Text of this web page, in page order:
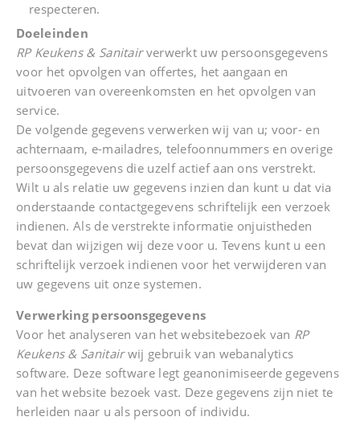
respecteren.
Doeleinden
RP Keukens & Sanitairverwerkt uw persoonsgegevens
voor het opvolgen van offertes, het aangaan en
uitvoeren van overeenkomsten en het opvolgen van
service.
De volgende gegevens verwerken wij van u; voor- en
achternaam, e-mailadres, telefoonnummers en overige
persoonsgegevens die uzelf actief aan ons verstrekt.
Wilt u als relatie uw gegevens inzien dan kunt u dat via
onderstaande contactgegevens schriftelijk een verzoek
indienen. Als de verstrekte informatie onjuistheden
bevat dan wijzigen wij deze voor u. Tevens kunt u een
schriftelijk verzoek indienen voor het verwijderen van
uw gegevens uit onze systemen.
Verwerking persoonsgegevens
Voor het analyseren van het websitebezoek van RP
Keukens & Sanitairwij gebruik van webanalytics
software. Deze software legt geanonimiseerde gegevens
van het website bezoek vast. Deze gegevens zijn niet te
herleiden naar u als persoon of individu.